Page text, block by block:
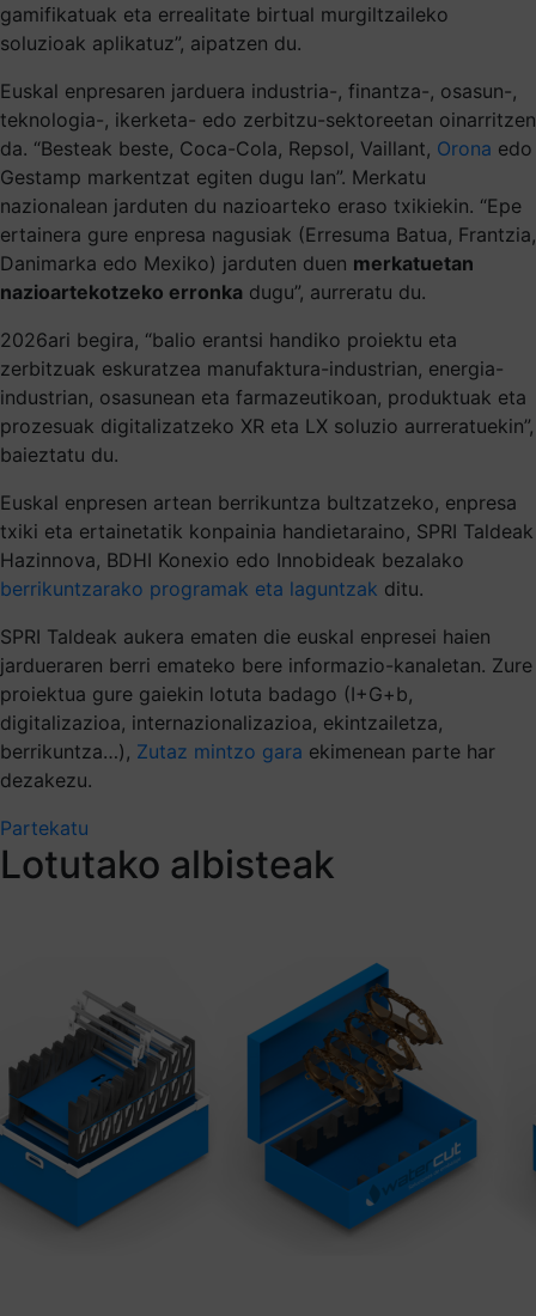
gamifikatuak eta errealitate birtual murgiltzaileko
soluzioak aplikatuz”, aipatzen du.
Euskal enpresaren jarduera industria-, finantza-, osasun-,
teknologia-, ikerketa- edo zerbitzu-sektoreetan oinarritzen
da. “Besteak beste, Coca-Cola, Repsol, Vaillant, Orona edo
Gestamp markentzat egiten dugu lan”. Merkatu
nazionalean jarduten du nazioarteko eraso txikiekin. “Epe
ertainera gure enpresa nagusiak (Erresuma Batua, Frantzia,
Danimarka edo Mexiko) jarduten duen merkatuetan
nazioartekotzeko erronka dugu”, aurreratu du.
2026ari begira, “balio erantsi handiko proiektu eta
zerbitzuak eskuratzea manufaktura-industrian, energia-
industrian, osasunean eta farmazeutikoan, produktuak eta
prozesuak digitalizatzeko XR eta LX soluzio aurreratuekin”,
baieztatu du.
Euskal enpresen artean berrikuntza bultzatzeko, enpresa
txiki eta ertainetatik konpainia handietaraino, SPRI Taldeak
Hazinnova, BDHI Konexio edo Innobideak bezalako
berrikuntzarako programak eta laguntzak ditu.
SPRI Taldeak aukera ematen die euskal enpresei haien
jardueraren berri emateko bere informazio-kanaletan. Zure
proiektua gure gaiekin lotuta badago (I+G+b,
digitalizazioa, internazionalizazioa, ekintzailetza,
berrikuntza…), Zutaz mintzo gara ekimenean parte har
dezakezu.
Partekatu
Lotutako albisteak